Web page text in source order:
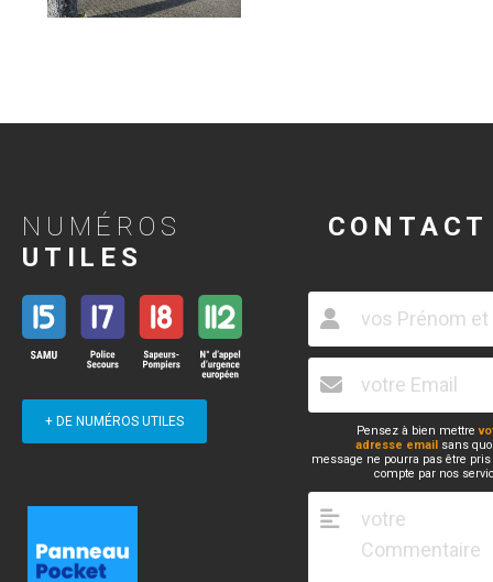
NUMÉROS
UTILES
+ DE NUMÉROS UTILES
CONTACT
Pensez à bien mettre
adresse email sans
message ne pourra pas être
compte par nos